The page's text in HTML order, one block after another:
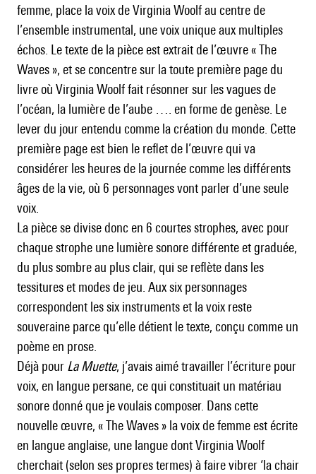
femme, place la voix de Virginia Woolf au centre de
l’ensemble instrumental, une voix unique aux multiples
échos. Le texte de la pièce est extrait de l’œuvre « The
Waves », et se concentre sur la toute première page du
livre où Virginia Woolf fait résonner sur les vagues de
l’océan, la lumière de l’aube …. en forme de genèse. Le
lever du jour entendu comme la création du monde. Cette
première page est bien le reflet de l’œuvre qui va
considérer les heures de la journée comme les différents
âges de la vie, où 6 personnages vont parler d’une seule
voix.
La pièce se divise donc en 6 courtes strophes, avec pour
chaque strophe une lumière sonore différente et graduée,
du plus sombre au plus clair, qui se reflète dans les
tessitures et modes de jeu. Aux six personnages
correspondent les six instruments et la voix reste
souveraine parce qu’elle détient le texte, conçu comme un
poème en prose.
Déjà pour La Muette, j’avais aimé travailler l’écriture pour
voix, en langue persane, ce qui constituait un matériau
sonore donné que je voulais composer. Dans cette
nouvelle œuvre, « The Waves » la voix de femme est écrite
en langue anglaise, une langue dont Virginia Woolf
cherchait (selon ses propres termes) à faire vibrer ‘la chair